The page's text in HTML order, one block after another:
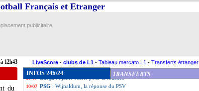
12h43
Français et Etranger
publicitaire
LiveScore - clubs de L1 - Tableau mercato L1 - Transferts étranger
du
INFOS 24h/24 TRANSFERTS
10/07 Séville: Man City se lance aussi pour Koundé
10/07 Lyon: l'ex-adjoint de Bosz n'en pouvait plus
10/07 Man Utd
10/07 Chelsea : Ronaldo, des doutes de Tuchel ?
10/07 OM: Tudor a appelé Tameze...
: Pjanic écarté pour la tournée
10/07 PSG : Wijnaldum, la réponse du PSV